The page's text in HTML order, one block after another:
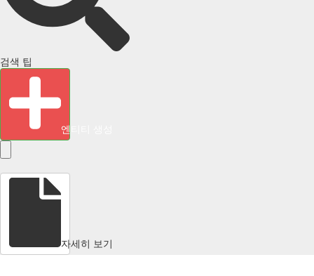
검색 팁
엔티티 생성
자세히 보기